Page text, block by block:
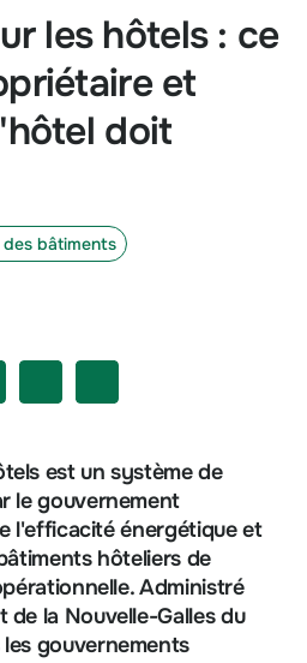
les hôtels : ce
et
doit
est un système de
le gouvernement
l'efficacité énergétique et
hôteliers de
Administré
de la Nouvelle-Galles du
gouvernements
bâtiments